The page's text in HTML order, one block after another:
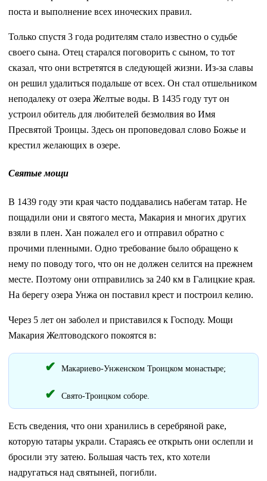
поста и выполнение всех иноческих правил.
Только спустя 3 года родителям стало известно о судьбе
своего сына. Отец старался поговорить с сыном, то тот
сказал, что они встретятся в следующей жизни. Из-за славы
он решил удалиться подальше от всех. Он стал отшельником
неподалеку от озера Желтые воды. В 1435 году тут он
устроил обитель для любителей безмолвия во Имя
Пресвятой Троицы. Здесь он проповедовал слово Божье и
крестил желающих в озере.
Святые мощи
В 1439 году эти края часто поддавались набегам татар. Не
пощадили они и святого места, Макария и многих других
взяли в плен. Хан пожалел его и отправил обратно с
прочими пленными. Одно требование было обращено к
нему по поводу того, что он не должен селится на прежнем
месте. Поэтому они отправились за 240 км в Галицкие края.
На берегу озера Унжа он поставил крест и построил келию.
Через 5 лет он заболел и приставился к Господу. Мощи
Макария Желтоводского покоятся в:
Макариево-Унженском Троицком монастыре;
Свято-Троицком соборе.
Есть сведения, что они хранились в серебряной раке,
которую татары украли. Стараясь ее открыть они ослепли и
бросили эту затею. Большая часть тех, кто хотели
надругаться над святыней, погибли.